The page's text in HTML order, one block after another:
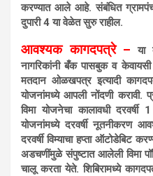
करण्यात आले आहे. संबंधित
दुपारी 4 या वेळेत सुरु राहील.
आवश्यक कागदपत्रे – या
नागरिकांनी बँक पासबुक व
मतदान ओळखपत्र इत्यादी
योजनांमध्ये आपली नोंदणी करावी.
विमा योजनेचा कालावधी
योजनांमध्ये दरवर्षी नूतनीकरण
दरवर्षी विम्याचा हप्ता ऑटोडेबिट
अडचणींमुळे संपुष्टात आलेली विमा
चालू करता येते. शिबिरामध्ये